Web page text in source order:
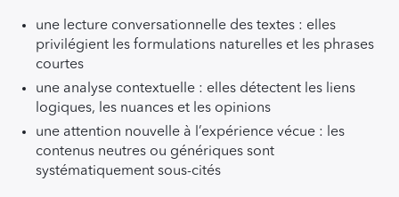
une lecture conversationnelle des textes : elles
privilégient les formulations naturelles et les phrases
courtes
une analyse contextuelle : elles détectent les liens
logiques, les nuances et les opinions
une attention nouvelle à l’expérience vécue : les
contenus neutres ou génériques sont
systématiquement sous-cités